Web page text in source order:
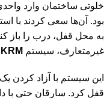
بود. آن‌ها سعی کردند با
به محل قفل، درب را باز
غیرمتعارف، سیستم KRM
این سیستم با آزاد کردن
قفل کرد. سارقان حتی با